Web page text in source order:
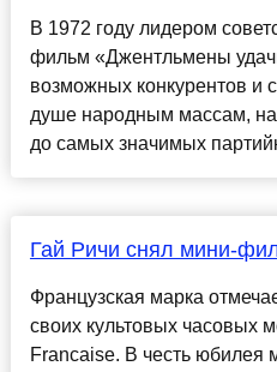
В 1972 году лидером
фильм «Джентльмены
возможных конкурентов и
душе народным массам,
до самых значимых
Гай Ричи снял мини-
Французская марка
своих культовых часовых
Franсaise. В честь юбилея